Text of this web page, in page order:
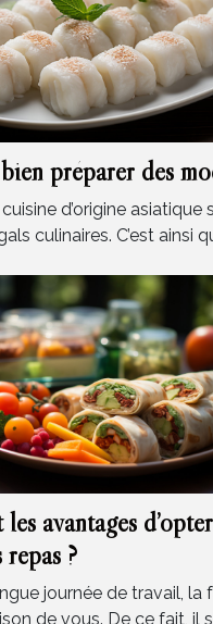
préparer des
d’origine asiatique
culinaires. C’est ainsi
avantages
?
journée de travail, la
de vous. De ce fait, il